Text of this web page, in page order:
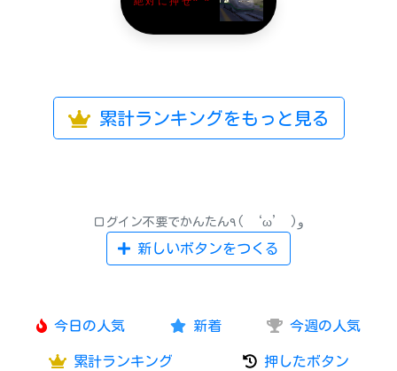
絶対に押せ^ ^
累計ランキングをもっと見る
ログイン不要でかんたん٩( ‘ω’ )و
新しいボタンをつくる
今日の人気 新着 今週の人気
累計ランキング 押したボタン